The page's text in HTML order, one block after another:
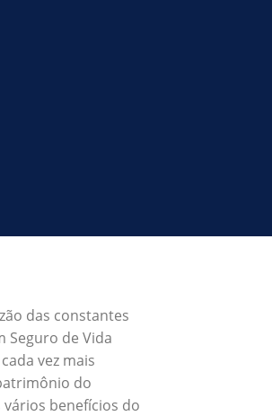
das constantes
Seguro de Vida
vez mais
do
benefícios do